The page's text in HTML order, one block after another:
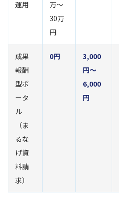
運用
万〜
30万
円
成果
報酬
型ポ
ータ
ル
（ま
るな
げ資
料請
求）
0円
3,000
円〜
6,000
円